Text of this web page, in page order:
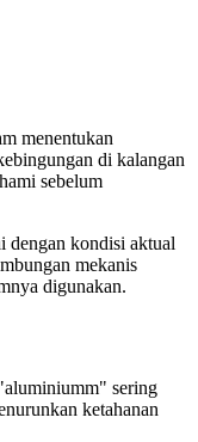
menentukan
di kalangan
sebelum
dengan kondisi aktual
mekanis
digunakan.
sering
ketahanan